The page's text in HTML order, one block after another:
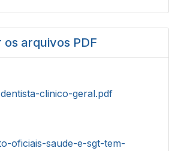
os arquivos PDF
clinico-geral.pdf
oficiais-saude-e-sgt-tem-